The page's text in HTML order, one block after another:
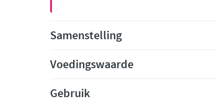
Samenstelling
Voedingswaarde
Gebruik